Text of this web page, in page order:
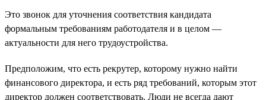
Это звонок для уточнения соответствия кандидата
формальным требованиям работодателя и в целом —
актуальности для него трудоустройства.
Предположим, что есть рекрутер, которому нужно найти
финансового директора, и есть ряд требований, которым этот
директор должен соответствовать. Люди не всегда дают